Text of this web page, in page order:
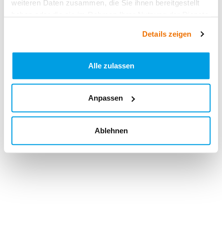
weiteren Daten zusammen, die Sie ihnen bereitgestellt
Details zeigen
Alle zulassen
Anpassen
Ablehnen